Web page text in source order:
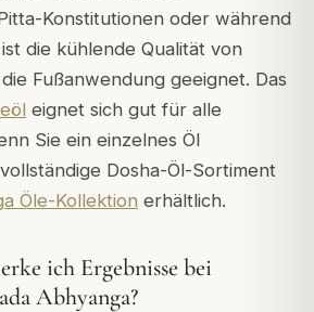
Konstitutionen oder während
die kühlende Qualität von
Fußanwendung geeignet. Das
eignet sich gut für alle
Sie ein einzelnes Öl
Dosha-Öl-Sortiment
Öle-Kollektion erhältlich.
ich Ergebnisse bei
Abhyanga?